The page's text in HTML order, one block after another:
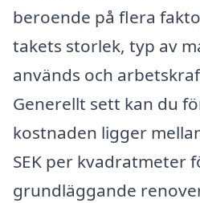
beroende på flera
takets storlek, typ av
används och
Generellt sett kan du
kostnaden ligger
SEK per kvadratmeter
grundläggande